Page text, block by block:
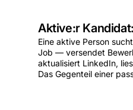
Aktive:r
Eine aktive Person
Job — versendet
aktualisiert LinkedIn,
Das Gegenteil einer